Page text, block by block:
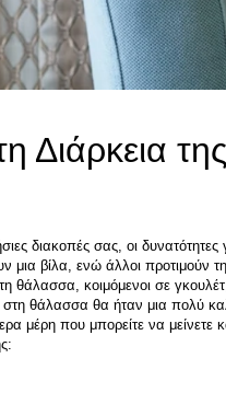
Διάρκεια
διακοπές σας, οι
μια βίλα, ενώ άλλοι προτιμούν
θάλασσα, κοιμόμενοι σε
θάλασσα θα ήταν μια πολύ
μέρη που μπορείτε να μείνετε